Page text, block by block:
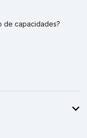
de capacidades?